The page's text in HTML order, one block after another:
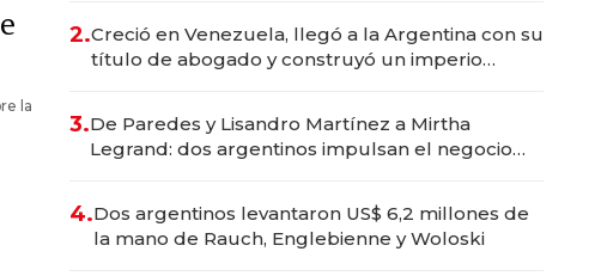
la
2.Creció en Venezuela, llegó a la Argentina con su
título de abogado y construyó un imperio
3.De Paredes y Lisandro Martínez a Mirtha
Legrand: dos argentinos impulsan el negocio
4.Dos argentinos levantaron US$ 6,2 millones de
la mano de Rauch, Englebienne y Woloski